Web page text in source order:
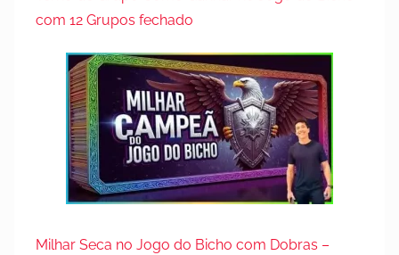
com 12 Grupos fechado
Milhar Seca no Jogo do Bicho com Dobras –